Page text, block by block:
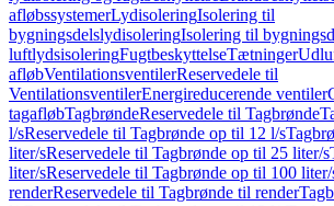
afløbssystemerLydisoleringIsolering til
bygningsdelslydisoleringIsolering til
luftlydsisoleringFugtbeskyttelseTætninger
afløbVentilationsventilerReservedele til
VentilationsventilerEnergireducerende ventiler
tagafløbTagbrøndeReservedele til Tagbrønde
l/sReservedele til Tagbrønde op til 12 l/s
liter/sReservedele til Tagbrønde op til 25 liter/s
liter/sReservedele til Tagbrønde op til 100 liter/
renderReservedele til Tagbrønde til render